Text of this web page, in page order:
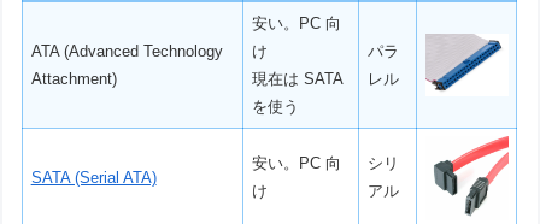
ATA (Advanced Technology
Attachment)
安い。PC 向
け
現在は SATA
を使う
パラ
レル
SATA (Serial ATA)
安い。PC 向
け
シリ
アル